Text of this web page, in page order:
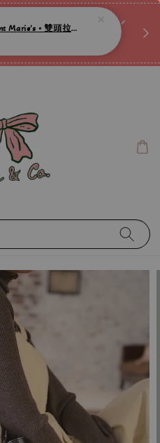
鍊』嗎ꕀ♡ 私訊我們.ᐟ.ᐟ
這邊按下去